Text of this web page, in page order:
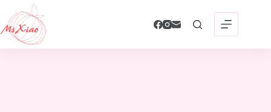
至
主
要